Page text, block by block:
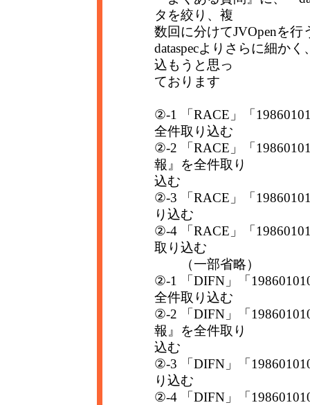
タを絞り、複
数回に分けてJVOpenを
dataspecよりさらに細か
込もうと思っ
ております
②-1 「RACE」「
全件取り込む
②-2 「RACE」「
報』を全件取り
込む
②-3 「RACE」「
り込む
②-4 「RACE」「
取り込む
（一部省略）
②-1 「DIFN」「
全件取り込む
②-2 「DIFN」「
報』を全件取り
込む
②-3 「DIFN」「
り込む
②-4 「DIFN」「